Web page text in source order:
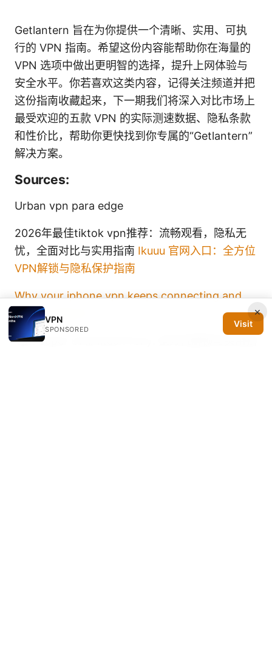
Getlantern 旨在为你提供一个清晰、实用、可执
行的 VPN 指南。希望这份内容能帮助你在海量的
VPN 选项中做出更明智的选择，提升上网体验与
安全水平。你若喜欢这类内容，记得关注频道并把
这份指南收藏起来，下一期我们将深入对比市场上
最受欢迎的五款 VPN 的实际测速数据、隐私条款
和性价比，帮助你更快找到你专属的“Getlantern”
解决方案。
Sources:
Urban vpn para edge
2026年最佳tiktok vpn推荐：流畅观看，隐私无
忧，全面对比与实用指南 Ikuuu 官网入口：全方位
VPN解锁与隐私保护指南
Why your iphone vpn keeps connecting and
how to stop it
Vpn Super Unlimited Proxy: 全方位解锁与实用指
×
VPN
SPONSORED
Visit